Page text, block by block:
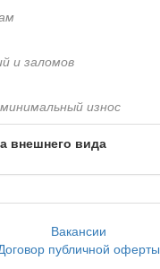
и заломов
износ
внешнего вида
Вакансии
публичной оферты